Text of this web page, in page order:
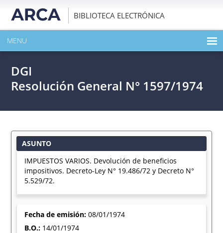
BIBLIOTECA ELECTRÓNICA
MENU
EXPANDIR TODO EL CONTENIDO DE LA PUBLICACIÓN
DGI
Resolución General N° 1597/1974
ASUNTO
IMPUESTOS VARIOS. Devolución de beneficios
impositivos. Decreto-Ley N° 19.486/72 y Decreto N°
5.529/72.
Fecha de emisión:08/01/1974
B.O.: 14/01/1974